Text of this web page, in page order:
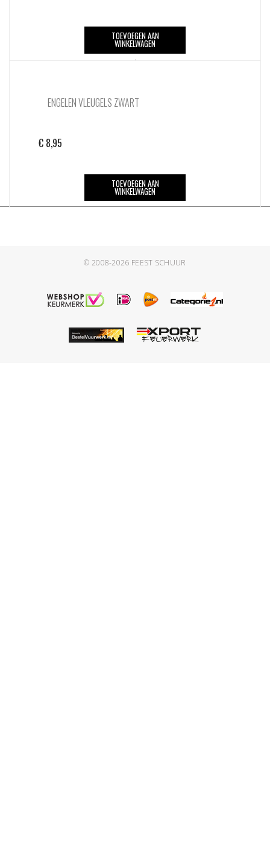
TOEVOEGEN AAN
WINKELWAGEN
ENGELEN VLEUGELS ZWART
€ 8,95
TOEVOEGEN AAN
WINKELWAGEN
© 2008-2026 FEEST SCHUUR